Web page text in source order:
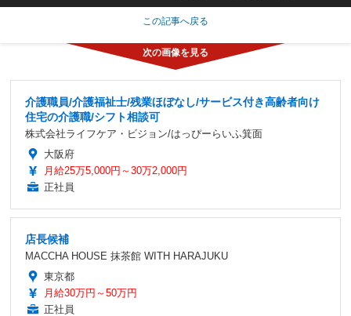
この記事へ戻る
介護職員/介護福祉士/残業ほぼなし/サービス付き高齢者向け
住宅の介護職/シフト相談可
株式会社ライフケア・ビジョン/はっぴーらいふ箕面
大阪府
月給25万5,000円～30万2,000円
正社員
店長候補
MACCHA HOUSE 抹茶館 WITH HARAJUKU
東京都
月給30万円～50万円
正社員